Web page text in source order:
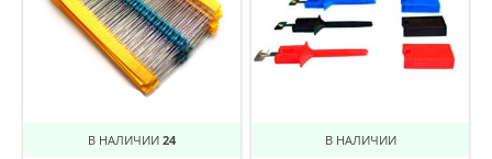
В НАЛИЧИИ 24 В НАЛИЧИИ